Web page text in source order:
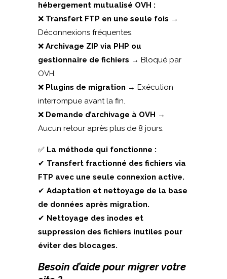
hébergement mutualisé OVH :
❌ Transfert FTP en une seule fois →
Déconnexions fréquentes.
❌ Archivage ZIP via PHP ou
gestionnaire de fichiers → Bloqué par
OVH.
❌ Plugins de migration → Exécution
interrompue avant la fin.
❌ Demande d’archivage à OVH →
Aucun retour après plus de 8 jours.
✅ La méthode qui fonctionne :
✔ Transfert fractionné des fichiers via
FTP avec une seule connexion active.
✔ Adaptation et nettoyage de la base
de données après migration.
✔ Nettoyage des inodes et
suppression des fichiers inutiles pour
éviter des blocages.
Besoin d’aide pour migrer votre